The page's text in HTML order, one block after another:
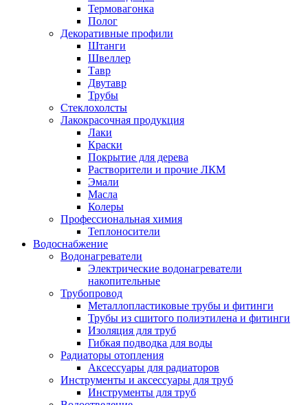
Термовагонка
Полог
Декоративные профили
Штанги
Швеллер
Тавр
Двутавр
Трубы
Стеклохолсты
Лакокрасочная продукция
Лаки
Краски
Покрытие для дерева
Растворители и прочие ЛКМ
Эмали
Масла
Колеры
Профессиональная химия
Теплоносители
Водоснабжение
Водонагреватели
Электрические водонагреватели
накопительные
Трубопровод
Металлопластиковые трубы и фитинги
Трубы из сшитого полиэтилена и фитинги
Изоляция для труб
Гибкая подводка для воды
Радиаторы отопления
Аксессуары для радиаторов
Инструменты и аксессуары для труб
Инструменты для труб